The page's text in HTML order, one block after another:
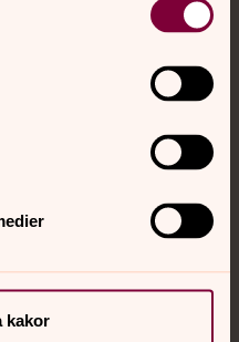
kakor
eller chatta anonymt